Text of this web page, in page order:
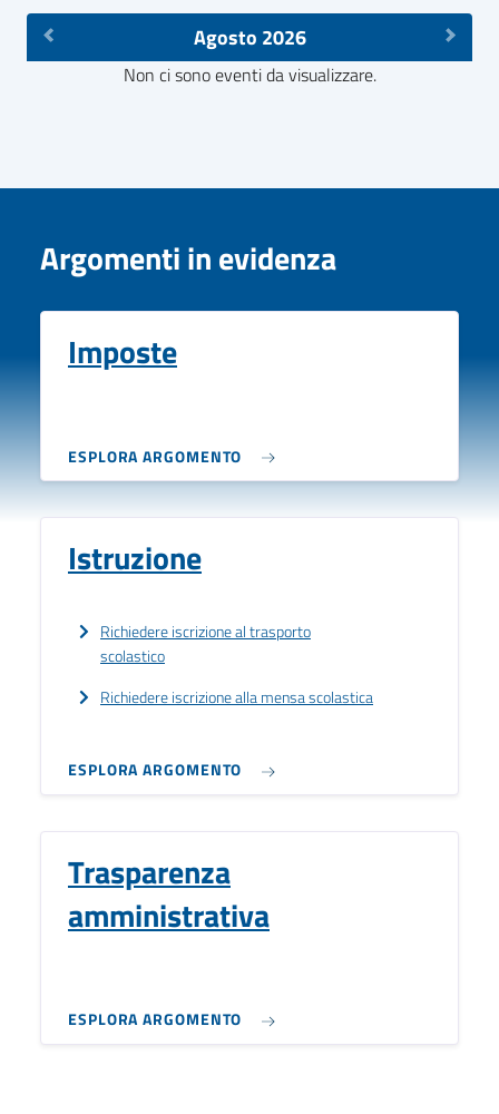
Agosto 2026
Non ci sono eventi da visualizzare.
Argomenti in evidenza
Imposte
ESPLORA ARGOMENTO
Istruzione
Richiedere iscrizione al trasporto
scolastico
Richiedere iscrizione alla mensa scolastica
ESPLORA ARGOMENTO
Trasparenza
amministrativa
ESPLORA ARGOMENTO